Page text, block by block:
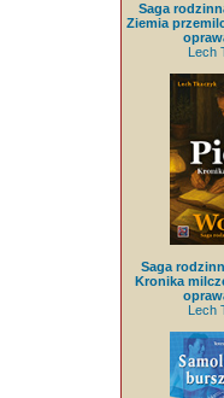
Saga
Ziemia
Saga
Kronika
Lech